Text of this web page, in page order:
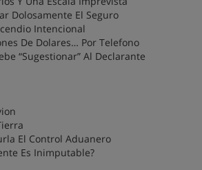
Dolosamente El Seguro
Intencional
De Dolares… Por Telefono
“Sugestionar” Al Declarante
El Control Aduanero
Es Inimputable?